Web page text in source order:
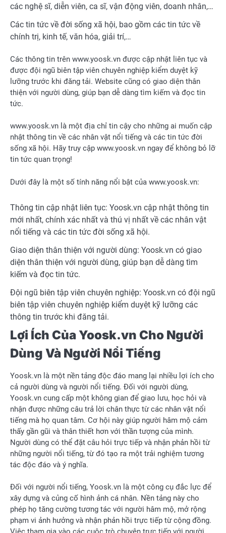
các nghệ sĩ, diễn viên, ca sĩ, vận động viên, doanh nhân,…
Các tin tức về đời sống xã hội, bao gồm các tin tức về
chính trị, kinh tế, văn hóa, giải trí,…
Các thông tin trên www.yoosk.vn được cập nhật liên tục và
được đội ngũ biên tập viên chuyên nghiệp kiểm duyệt kỹ
lưỡng trước khi đăng tải. Website cũng có giao diện thân
thiện với người dùng, giúp bạn dễ dàng tìm kiếm và đọc tin
tức.
www.yoosk.vn là một địa chỉ tin cậy cho những ai muốn cập
nhật thông tin về các nhân vật nổi tiếng và các tin tức đời
sống xã hội. Hãy truy cập www.yoosk.vn ngay để không bỏ lỡ
tin tức quan trọng!
Dưới đây là một số tính năng nổi bật của www.yoosk.vn:
Thông tin cập nhật liên tục: Yoosk.vn cập nhật thông tin
mới nhất, chính xác nhất và thú vị nhất về các nhân vật
nổi tiếng và các tin tức đời sống xã hội.
Giao diện thân thiện với người dùng: Yoosk.vn có giao
diện thân thiện với người dùng, giúp bạn dễ dàng tìm
kiếm và đọc tin tức.
Đội ngũ biên tập viên chuyên nghiệp: Yoosk.vn có đội ngũ
biên tập viên chuyên nghiệp kiểm duyệt kỹ lưỡng các
thông tin trước khi đăng tải.
Lợi Ích Của Yoosk.vn Cho Người
Dùng Và Người Nổi Tiếng
Yoosk.vn là một nền tảng độc đáo mang lại nhiều lợi ích cho
cả người dùng và người nổi tiếng. Đối với người dùng,
Yoosk.vn cung cấp một không gian để giao lưu, học hỏi và
nhận được những câu trả lời chân thực từ các nhân vật nổi
tiếng mà họ quan tâm. Cơ hội này giúp người hâm mộ cảm
thấy gần gũi và thân thiết hơn với thần tượng của mình.
Người dùng có thể đặt câu hỏi trực tiếp và nhận phản hồi từ
những người nổi tiếng, từ đó tạo ra một trải nghiệm tương
tác độc đáo và ý nghĩa.
Đối với người nổi tiếng, Yoosk.vn là một công cụ đắc lực để
xây dựng và củng cố hình ảnh cá nhân. Nền tảng này cho
phép họ tăng cường tương tác với người hâm mộ, mở rộng
phạm vi ảnh hưởng và nhận phản hồi trực tiếp từ cộng đồng.